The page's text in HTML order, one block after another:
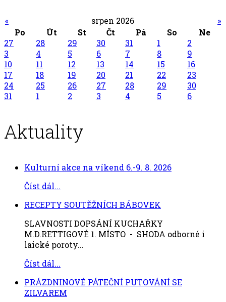
« srpen 2026
»
Po
Út St Čt Pá So
Ne
27
28 29 30 31 1
2
3
4 5 6 7 8
9
10
11 12 13 14 15
16
17
18 19 20 21 22
23
24
25 26 27 28 29
30
31
1 2 3 4 5 6
Aktuality
Kulturní akce na víkend 6.-9. 8. 2026
Číst dál...
RECEPTY SOUTĚŽNÍCH BÁBOVEK
SLAVNOSTI DOPSÁNÍ KUCHAŘKY
M.D.RETTIGOVÉ 1. MÍSTO - SHODA odborné i
laické poroty...
Číst dál...
PRÁZDNINOVÉ PÁTEČNÍ PUTOVÁNÍ SE
ZILVAREM